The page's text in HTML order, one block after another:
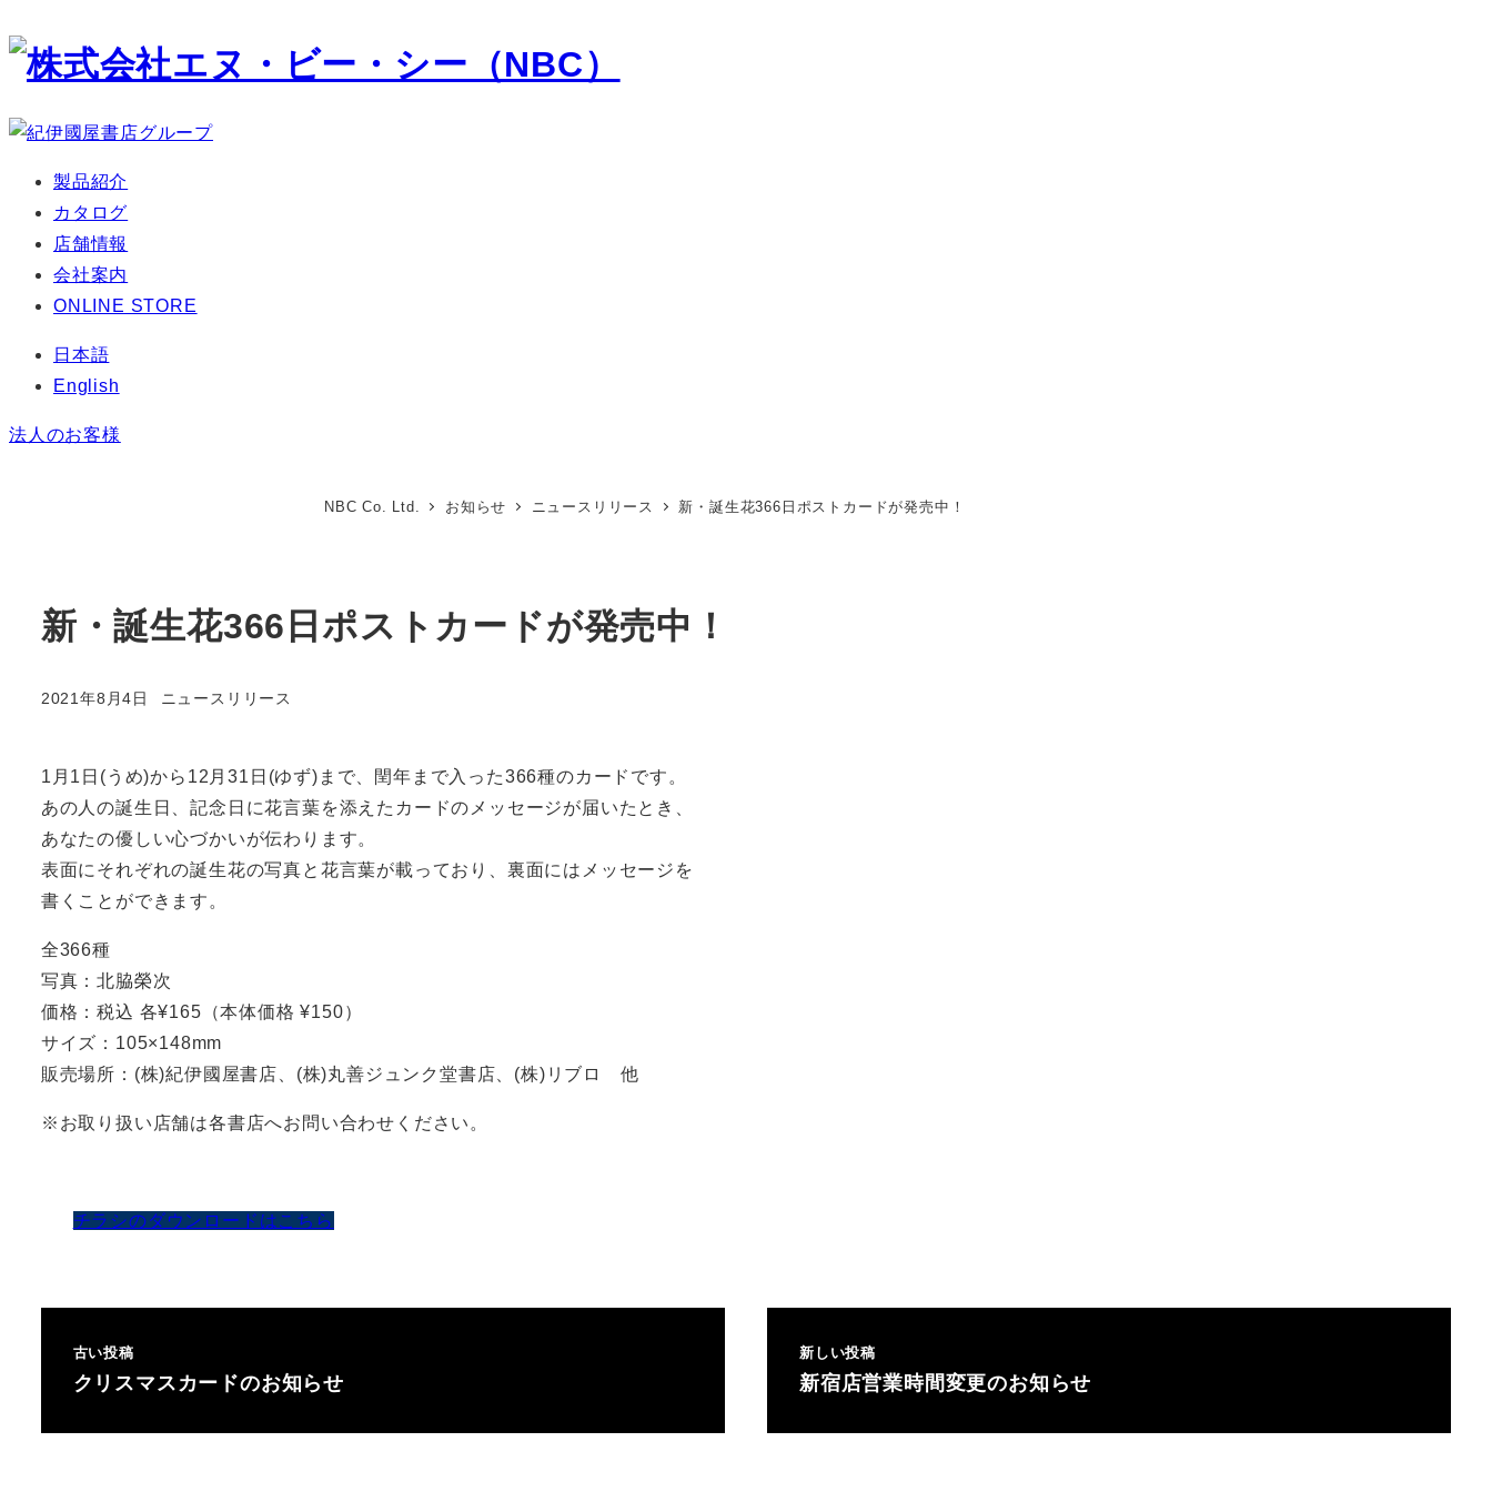
イ
コ
製品紹介
カタログ
店舗情報
会社案内
ONLINE STORE
日本語
English
法人のお客様
NBC Co. Ltd. お知らせ ニュースリリース 新・誕生花366日ポストカードが発売中！
新・誕生花366日ポストカードが発売中！
投稿日
2021年8月4日 カテゴリー
ニュースリリース
1月1日(うめ)から12月31日(ゆず)まで、閏年まで入った366種のカードです。
あの人の誕生日、記念日に花言葉を添えたカードのメッセージが届いたとき、
あなたの優しい心づかいが伝わります。
表面にそれぞれの誕生花の写真と花言葉が載っており、裏面にはメッセージを
書くことができます。
全366種
写真：北脇榮次
価格：税込 各¥165（本体価格 ¥150）
サイズ：105×148mm
販売場所：(株)紀伊國屋書店、(株)丸善ジュンク堂書店、(株)リブロ 他
※お取り扱い店舗は各書店へお問い合わせください。
チラシのダウンロードはこちら
古い投稿
クリスマスカードのお知らせ
新しい投稿
新宿店営業時間変更のお知らせ